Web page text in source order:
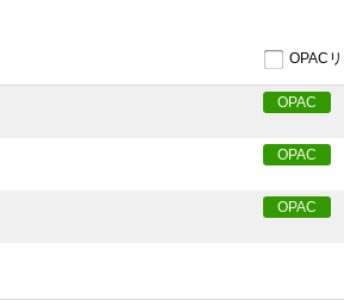
OPAC
OPAC
OPAC
OPAC